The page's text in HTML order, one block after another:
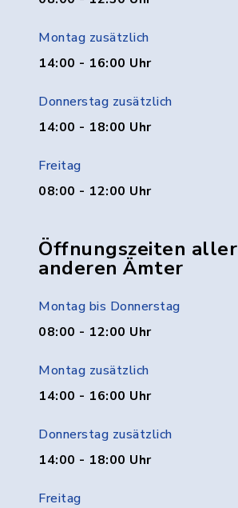
Montag zusätzlich
14:00 - 16:00 Uhr
Donnerstag zusätzlich
14:00 - 18:00 Uhr
Freitag
08:00 - 12:00 Uhr
Öffnungszeiten aller
anderen Ämter
Montag bis Donnerstag
08:00 - 12:00 Uhr
Montag zusätzlich
14:00 - 16:00 Uhr
Donnerstag zusätzlich
14:00 - 18:00 Uhr
Freitag